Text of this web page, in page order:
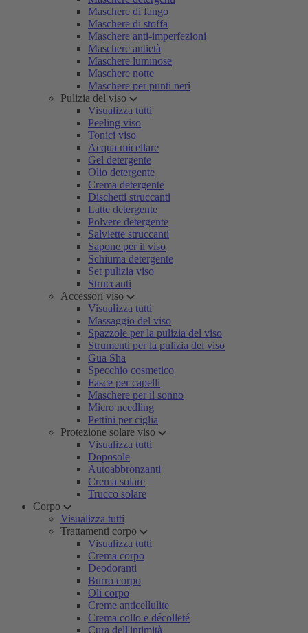
Maschere di fango
Maschere di stoffa
Maschere anti-imperfezioni
Maschere antietà
Maschere luminose
Maschere notte
Maschere per punti neri
Pulizia del viso
Visualizza tutti
Peeling viso
Tonici viso
Acqua micellare
Gel detergente
Olio detergente
Crema detergente
Dischetti struccanti
Latte detergente
Polvere detergente
Salviette struccanti
Sapone per il viso
Schiuma detergente
Set pulizia viso
Struccanti
Accessori viso
Visualizza tutti
Massaggio del viso
Spazzole per la pulizia del viso
Strumenti per la pulizia del viso
Gua Sha
Specchio cosmetico
Fasce per capelli
Maschere per il sonno
Micro needling
Pettini per ciglia
Protezione solare viso
Visualizza tutti
Doposole
Autoabbronzanti
Crema solare
Trucco solare
Corpo
Visualizza tutti
Trattamenti corpo
Visualizza tutti
Crema corpo
Deodoranti
Burro corpo
Oli corpo
Creme anticellulite
Crema collo e décolleté
Cura dell'intimità